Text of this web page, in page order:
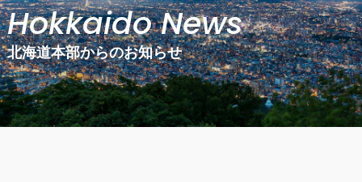
Hokkaido News
北海道本部からのお知らせ